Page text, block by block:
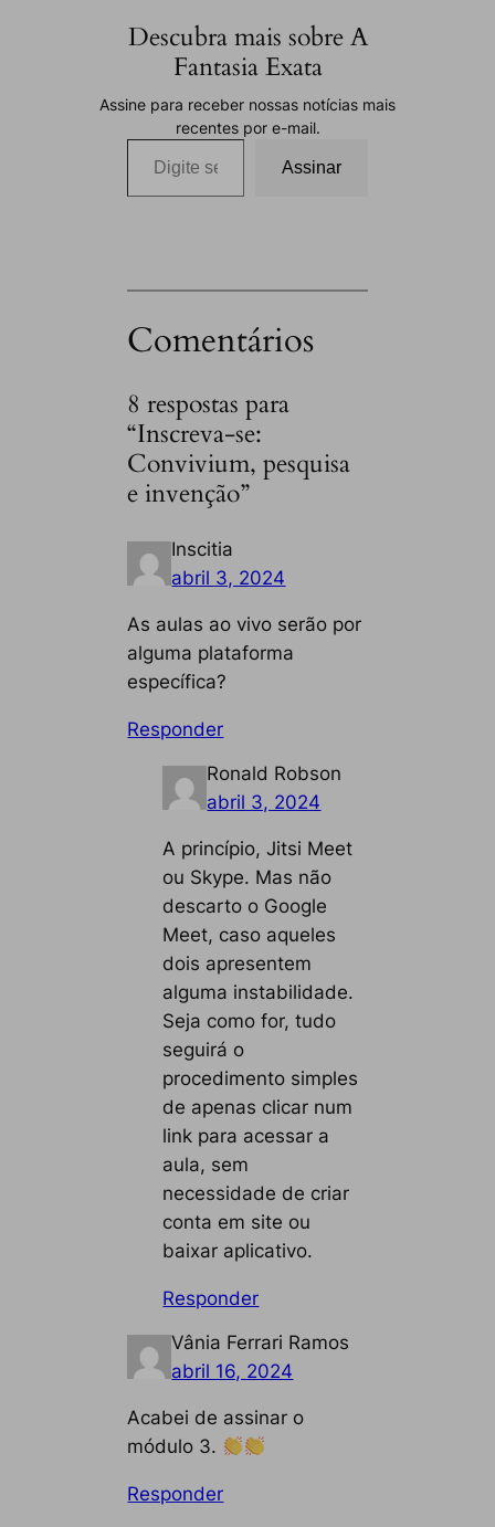
Descubra mais sobre A
Fantasia Exata
Assine para receber nossas notícias mais
recentes por e-mail.
Digite seu e-mail…
Assinar
Comentários
8 respostas para
“Inscreva-se:
Convivium, pesquisa
e invenção”
Inscitia
abril 3, 2024
As aulas ao vivo serão por
alguma plataforma
específica?
Responder
Ronald Robson
abril 3, 2024
A princípio, Jitsi Meet
ou Skype. Mas não
descarto o Google
Meet, caso aqueles
dois apresentem
alguma instabilidade.
Seja como for, tudo
seguirá o
procedimento simples
de apenas clicar num
link para acessar a
aula, sem
necessidade de criar
conta em site ou
baixar aplicativo.
Responder
Vânia Ferrari Ramos
abril 16, 2024
Acabei de assinar o
módulo 3.
Responder